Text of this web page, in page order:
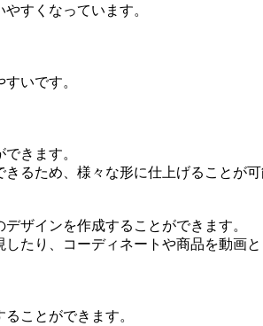
すくなっています。
いです。
きます。
るため、様々な形に仕上げることが可
ザインを作成することができます。
たり、コーディネートや商品を動画
ことができます。